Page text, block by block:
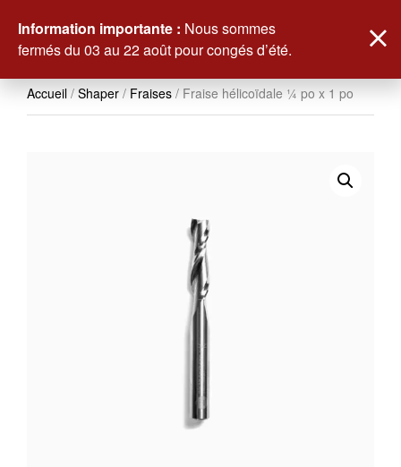
Accueil / Shaper / Fraises / Fraise hélicoïdale ¼ po x 1 po
Information importante : Nous sommes
fermés du 03 au 22 août pour congés d’été.